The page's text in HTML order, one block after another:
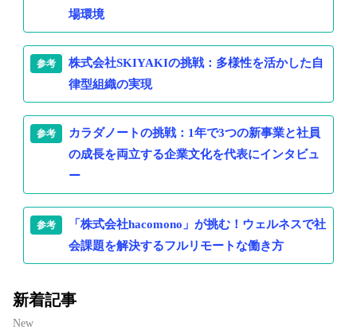
場環境
株式会社SKIYAKIの挑戦：多様性を活かした自
律型組織の実現
カラダノートの挑戦：1年で3つの新事業と社員
の成長を両立する企業文化を代表にインタビュ
ー
「株式会社hacomono」が挑む！ウェルネスで社
会課題を解決するフルリモートな働き方
新着記事
New